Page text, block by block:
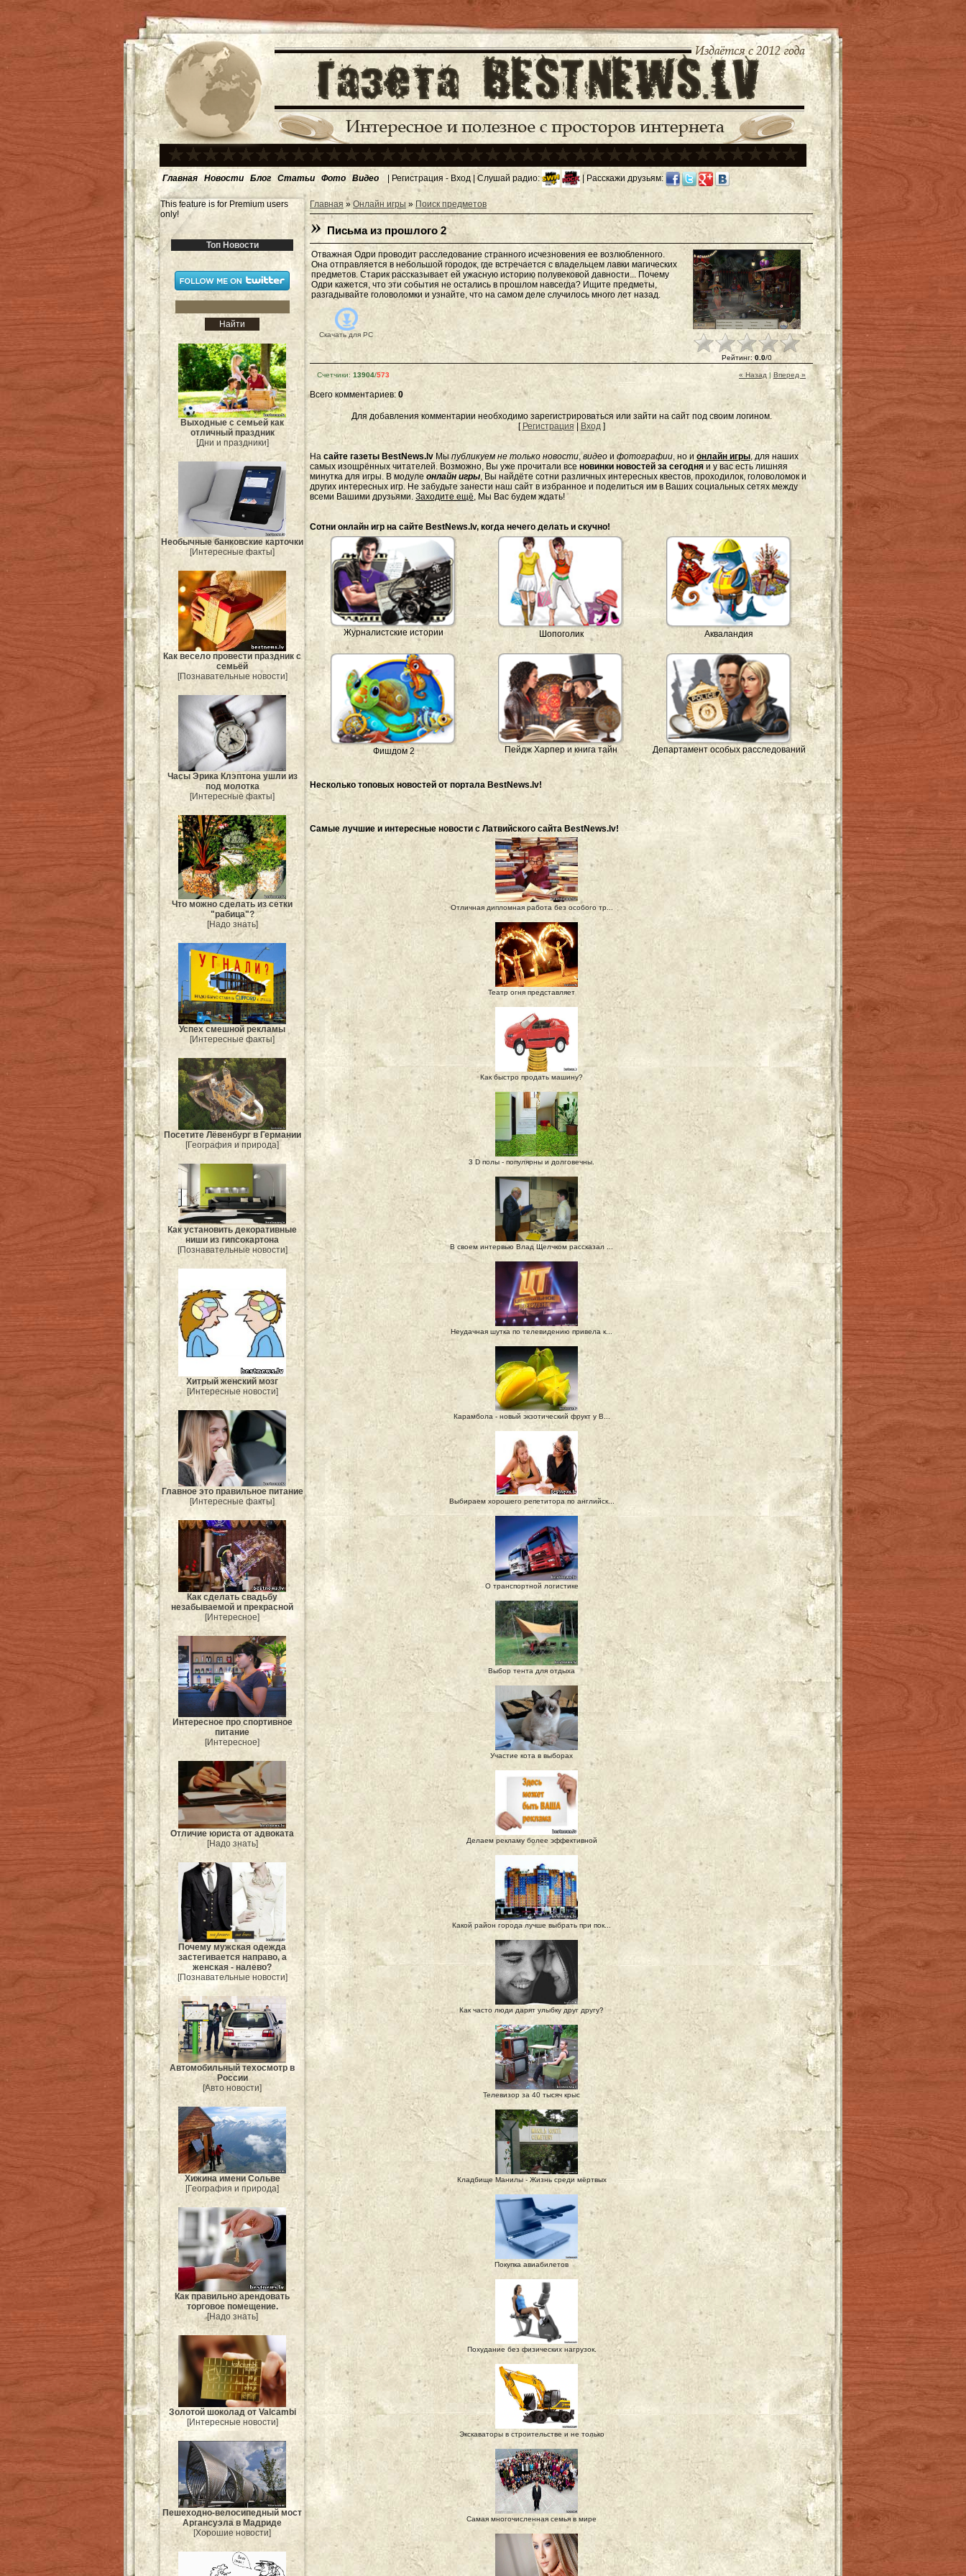
Главная Новости Блог Статьи Фото Видео | Регистрация - Вход | Слушай радио: | Расскажи друзьям:
This feature is for Premium users
only!
Топ Новости
Выходные с семьей как
отличный праздник
[Дни и праздники]
Необычные банковские карточки
[Интересные факты]
Как весело провести праздник с
семьёй
[Познавательные новости]
Часы Эрика Клэптона ушли из
под молотка
[Интересные факты]
Что можно сделать из сетки
"рабица"?
[Надо знать]
Успех смешной рекламы
[Интересные факты]
Посетите Лёвенбург в Германии
[География и природа]
Как установить декоративные
ниши из гипсокартона
[Познавательные новости]
Хитрый женский мозг
[Интересные новости]
Главное это правильное питание
[Интересные факты]
Как сделать свадьбу
незабываемой и прекрасной
[Интересное]
Интересное про спортивное
питание
[Интересное]
Отличие юриста от адвоката
[Надо знать]
Почему мужская одежда
застегивается направо, а
женская - налево?
[Познавательные новости]
Автомобильный техосмотр в
России
[Авто новости]
Хижина имени Сольве
[География и природа]
Как правильно арендовать
торговое помещение.
[Надо знать]
Золотой шоколад от Valcambi
[Интересные новости]
Пешеходно-велосипедный мост
Аргансуэла в Мадриде
[Хорошие новости]
Главная » Онлайн игры » Поиск предметов
Письма из прошлого 2
Отважная Одри проводит расследование странного исчезновения ее возлюбленного.
Она отправляется в небольшой городок, где встречается с владельцем лавки магических
предметов. Старик рассказывает ей ужасную историю полувековой давности... Почему
Одри кажется, что эти события не остались в прошлом навсегда? Ищите предметы,
разгадывайте головоломки и узнайте, что на самом деле случилось много лет назад.
Скачать для PC
Рейтинг: 0.0/0
« Назад | Вперед »
Счетчики: 13904/573
Всего комментариев: 0
Для добавления комментарии необходимо зарегистрироваться или зайти на сайт под своим логином.
[ Регистрация Вход]
На сайте газеты BestNews.lvМыпубликуем не только новости,видео и фотографии, но и онлайн игры, для наших
самых изощрённых читателей. Возможно, Вы уже прочитали всеновинки новостей за сегодня и у вас есть лишняя
минутка для игры. В модуле онлайн игры, Вы найдёте сотни различных интересных квестов, проходилок, головоломок и
других интересных игр. Не забудьте занести наш сайт в избранное и поделиться им в Ваших социальных сетях между
всеми Вашими друзьями. Заходите ещё, Мы Вас будем ждать!
Сотни онлайн игр на сайте BestNews.lv, когда нечего делать и скучно!
Журналистские истории Шопоголик Акваландия
Фишдом 2 Пейдж Харпер и книга тайн Департамент особых расследований
Несколько топовых новостей от портала BestNews.lv!
Самые лучшие и интересные новости с Латвийского сайта BestNews.lv!
Отличная дипломная работа без особого тр...
Театр огня представляет
Как быстро продать машину?
3 D полы - популярны и долговечны.
В своем интервью Влад Щелчком рассказал ...
Неудачная шутка по телевидению привела к...
Карамбола - новый экзотический фрукт у В...
Выбираем хорошего репетитора по английск...
О транспортной логистике
Выбор тента для отдыха
Участие кота в выборах
Делаем рекламу более эффективной
Какой район города лучше выбрать при пок...
Как часто люди дарят улыбку друг другу?
Телевизор за 40 тысяч крыс
Кладбище Манилы - Жизнь среди мёртвых
Покупка авиабилетов
Похудание без физических нагрузок.
Экскаваторы в строительстве и не только
Самая многочисленная семья в мире